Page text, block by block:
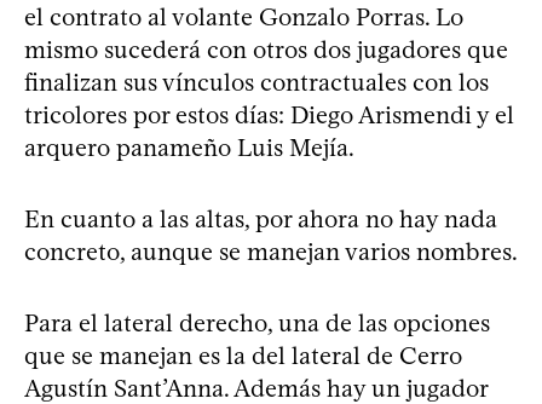
el contrato al volante Gonzalo Porras. Lo
mismo sucederá con otros dos jugadores que
finalizan sus vínculos contractuales con los
tricolores por estos días: Diego Arismendi y el
arquero panameño Luis Mejía.
En cuanto a las altas, por ahora no hay nada
concreto, aunque se manejan varios nombres.
Para el lateral derecho, una de las opciones
que se manejan es la del lateral de Cerro
Agustín Sant’Anna. Además hay un jugador